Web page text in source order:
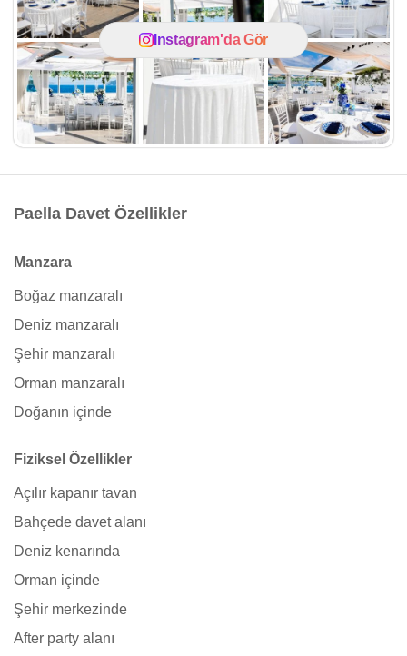
Instagram'da Gör
Paella Davet Özellikler
Manzara
Boğaz manzaralı
Deniz manzaralı
Şehir manzaralı
Orman manzaralı
Doğanın içinde
Fiziksel Özellikler
Açılır kapanır tavan
Bahçede davet alanı
Deniz kenarında
Orman içinde
Şehir merkezinde
After party alanı